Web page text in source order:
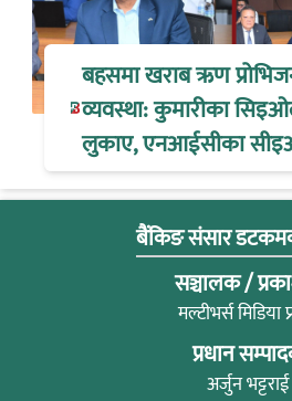
बहसमा खराब ऋण
व्यवस्था: कुमारीका
लुकाए, एनआईसीका
बैंकिङ संसार
सञ्चालक /
मल्टीभर्स मिडिया
प्रधान
अर्जुन भट्टराई